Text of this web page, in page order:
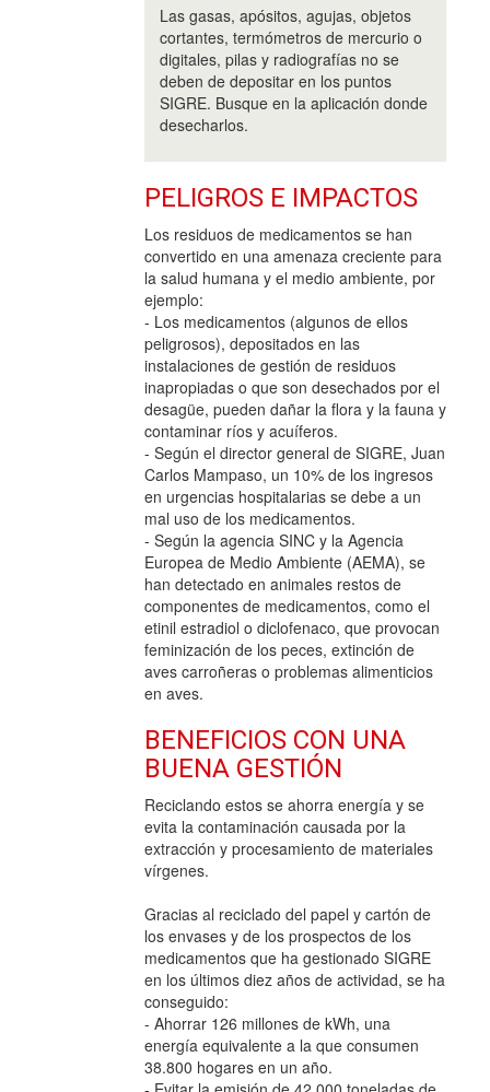
Las gasas, apósitos, agujas, objetos
cortantes, termómetros de mercurio o
digitales, pilas y radiografías no se
deben de depositar en los puntos
SIGRE. Busque en la aplicación donde
desecharlos.
PELIGROS E IMPACTOS
Los residuos de medicamentos se han
convertido en una amenaza creciente para
la salud humana y el medio ambiente, por
ejemplo:
- Los medicamentos (algunos de ellos
peligrosos), depositados en las
instalaciones de gestión de residuos
inapropiadas o que son desechados por el
desagüe, pueden dañar la flora y la fauna y
contaminar ríos y acuíferos.
- Según el director general de SIGRE, Juan
Carlos Mampaso, un 10% de los ingresos
en urgencias hospitalarias se debe a un
mal uso de los medicamentos.
- Según la agencia SINC y la Agencia
Europea de Medio Ambiente (AEMA), se
han detectado en animales restos de
componentes de medicamentos, como el
etinil estradiol o diclofenaco, que provocan
feminización de los peces, extinción de
aves carroñeras o problemas alimenticios
en aves.
BENEFICIOS CON UNA
BUENA GESTIÓN
Reciclando estos se ahorra energía y se
evita la contaminación causada por la
extracción y procesamiento de materiales
vírgenes.
Gracias al reciclado del papel y cartón de
los envases y de los prospectos de los
medicamentos que ha gestionado SIGRE
en los últimos diez años de actividad, se ha
conseguido:
- Ahorrar 126 millones de kWh, una
energía equivalente a la que consumen
38.800 hogares en un año.